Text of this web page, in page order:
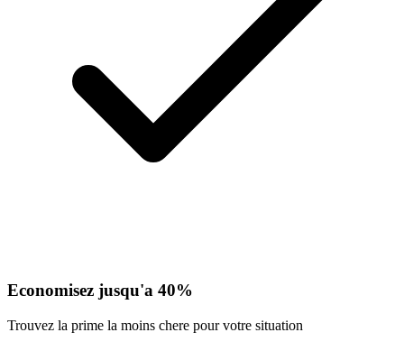
Economisez jusqu'a 40%
Trouvez la prime la moins chere pour votre situation